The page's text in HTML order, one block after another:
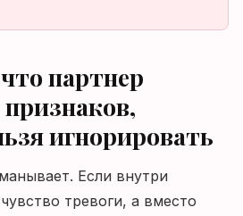
партнер
признаков,
игнорировать
Если внутри
тревоги, а вместо